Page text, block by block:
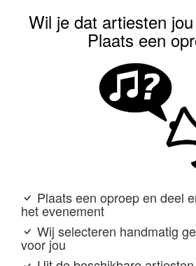
Wil je dat artiesten
Plaats een
Plaats een oproep en deel
het evenement
Wij selecteren handmatig
voor jou